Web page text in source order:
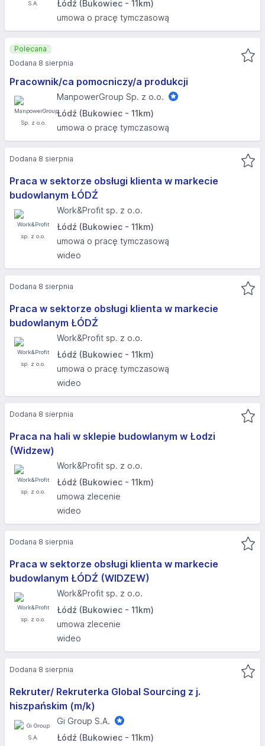
Łódź (Bukowiec - 11km)
umowa o pracę tymczasową
Pracownik/ca pomocniczy/a produkcji
ManpowerGroup Sp. z o.o.
Łódź (Bukowiec - 11km)
umowa o pracę tymczasową
Polecana
Dodana 8 sierpnia
Praca w sektorze obsługi klienta w markecie
budowlanym ŁÓDŹ
Work&Profit sp. z o.o.
Łódź (Bukowiec - 11km)
umowa o pracę tymczasową
wideo
Dodana 8 sierpnia
Praca w sektorze obsługi klienta w markecie
budowlanym ŁÓDŹ
Work&Profit sp. z o.o.
Łódź (Bukowiec - 11km)
umowa o pracę tymczasową
wideo
Dodana 8 sierpnia
Praca na hali w sklepie budowlanym w Łodzi
(Widzew)
Work&Profit sp. z o.o.
Łódź (Bukowiec - 11km)
umowa zlecenie
wideo
Dodana 8 sierpnia
Praca w sektorze obsługi klienta w markecie
budowlanym ŁÓDŹ (WIDZEW)
Work&Profit sp. z o.o.
Łódź (Bukowiec - 11km)
umowa zlecenie
wideo
Dodana 8 sierpnia
Rekruter/ Rekruterka Global Sourcing z j.
hiszpańskim (m/k)
Gi Group S.A.
Łódź (Bukowiec - 11km)
Dodana 8 sierpnia